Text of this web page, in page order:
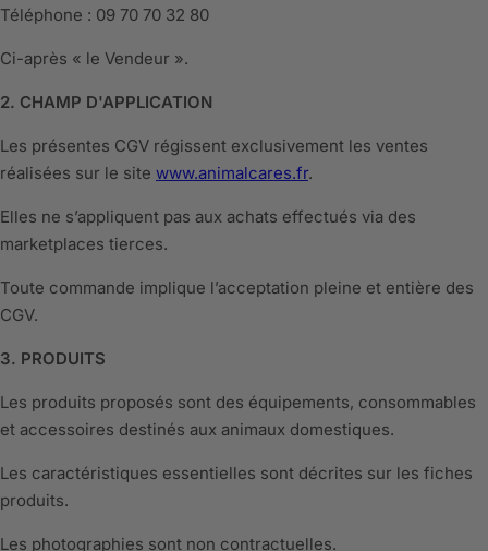
Téléphone : 09 70 70 32 80
Ci-après « le Vendeur ».
2. CHAMP D'APPLICATION
Les présentes CGV régissent exclusivement les ventes
réalisées sur le site www.animalcares.fr.
Elles ne s’appliquent pas aux achats effectués via des
marketplaces tierces.
Toute commande implique l’acceptation pleine et entière des
CGV.
3. PRODUITS
Les produits proposés sont des équipements, consommables
et accessoires destinés aux animaux domestiques.
Les caractéristiques essentielles sont décrites sur les fiches
produits.
Les photographies sont non contractuelles.